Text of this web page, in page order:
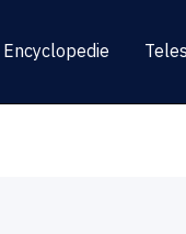
Encyclopedie